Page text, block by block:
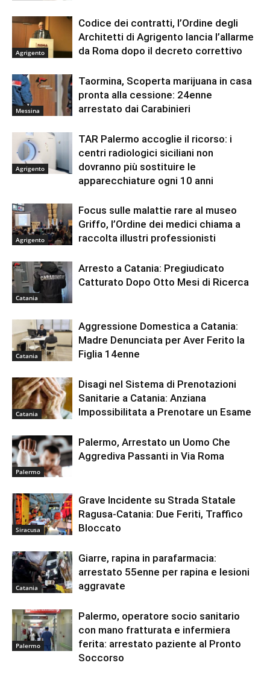
Agrigento
Codice dei contratti, l’Ordine degli
Architetti di Agrigento lancia l’allarme
da Roma dopo il decreto correttivo
Messina
Taormina, Scoperta marijuana in casa
pronta alla cessione: 24enne
arrestato dai Carabinieri
Agrigento
TAR Palermo accoglie il ricorso: i
centri radiologici siciliani non
dovranno più sostituire le
apparecchiature ogni 10 anni
Agrigento
Focus sulle malattie rare al museo
Griffo, l’Ordine dei medici chiama a
raccolta illustri professionisti
Catania
Arresto a Catania: Pregiudicato
Catturato Dopo Otto Mesi di Ricerca
Catania
Aggressione Domestica a Catania:
Madre Denunciata per Aver Ferito la
Figlia 14enne
Catania
Disagi nel Sistema di Prenotazioni
Sanitarie a Catania: Anziana
Impossibilitata a Prenotare un Esame
Palermo
Palermo, Arrestato un Uomo Che
Aggrediva Passanti in Via Roma
Siracusa
Grave Incidente su Strada Statale
Ragusa-Catania: Due Feriti, Traffico
Bloccato
Catania
Giarre, rapina in parafarmacia:
arrestato 55enne per rapina e lesioni
aggravate
Palermo
Palermo, operatore socio sanitario
con mano fratturata e infermiera
ferita: arrestato paziente al Pronto
Soccorso